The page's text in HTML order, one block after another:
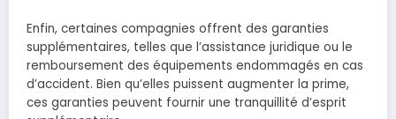
Enfin, certaines compagnies offrent des garanties
supplémentaires, telles que l’assistance juridique ou le
remboursement des équipements endommagés en cas
d’accident. Bien qu’elles puissent augmenter la prime,
ces garanties peuvent fournir une tranquillité d’esprit